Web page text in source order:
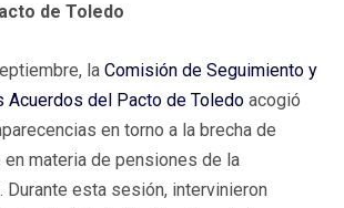
de Toledo
la Comisión de Seguimiento y
Acuerdos del Pacto de Toledo acogió
en torno a la brecha de
materia de pensiones de la
Durante esta sesión, intervinieron